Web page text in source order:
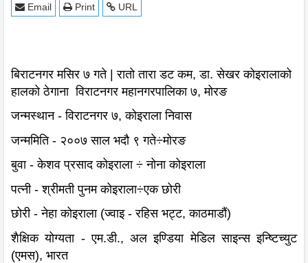
URL
Print
Email
बिराटनगर मसिर ७ गते | रातो तारा डट कम, डा. सेखर कोइरालाको
हालको ठेगाना विराटनगर महानगरपालिका ७, मोरङ
जन्मस्थान - विराटनगर ७, कोइराला निवास
जन्ममिति - २००७ साल भदौ ९ गते÷मोरङ
बुवा - केशव प्रसाद कोइराला ÷ नोना कोइराला
पत्नी - श्रीमती पुनम कोइराला÷एक छोरी
छोरी - नेहा कोइराला (ज्वाइ - रहिस भट्ट, काठमाडौं)
शैक्षिक योग्यता - एम.डी., अल इण्डिया मेडिल साइन्स इन्ष्टिच्युट
(एमस), भारत